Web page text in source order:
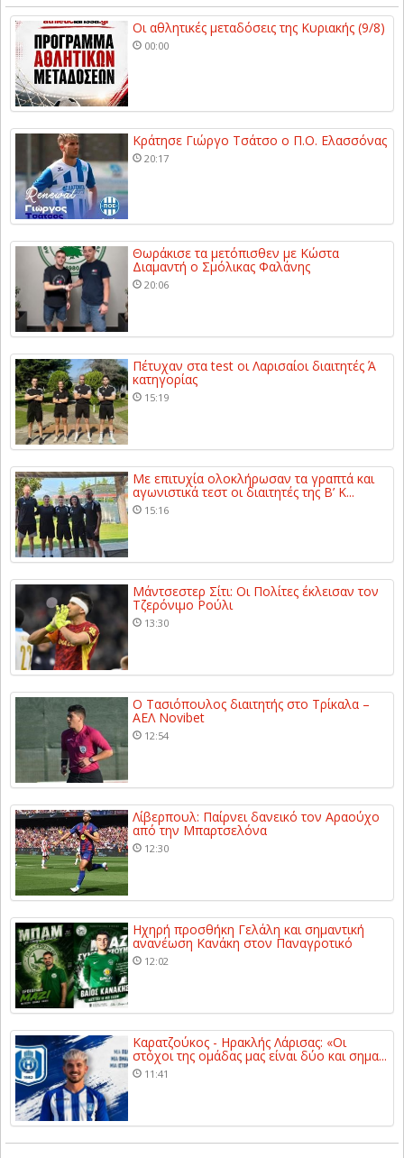
Οι αθλητικές μεταδόσεις της Κυριακής (9/8)
00:00
Κράτησε Γιώργο Τσάτσο ο Π.Ο. Ελασσόνας
20:17
Θωράκισε τα μετόπισθεν με Κώστα
Διαμαντή ο Σμόλικας Φαλάνης
20:06
Πέτυχαν στα test οι Λαρισαίοι διαιτητές Ά
κατηγορίας
15:19
Με επιτυχία ολοκλήρωσαν τα γραπτά και
αγωνιστικά τεστ οι διαιτητές της Β’ Κ...
15:16
Μάντσεστερ Σίτι: Οι Πολίτες έκλεισαν τον
Τζερόνιμο Ρούλι
13:30
Ο Τασιόπουλος διαιτητής στο Τρίκαλα –
ΑΕΛ Novibet
12:54
Λίβερπουλ: Παίρνει δανεικό τον Αραούχο
από την Μπαρτσελόνα
12:30
Ηχηρή προσθήκη Γελάλη και σημαντική
ανανέωση Κανάκη στον Παναγροτικό
12:02
Καρατζούκος - Ηρακλής Λάρισας: «Οι
στόχοι της ομάδας μας είναι δύο και σημα...
11:41